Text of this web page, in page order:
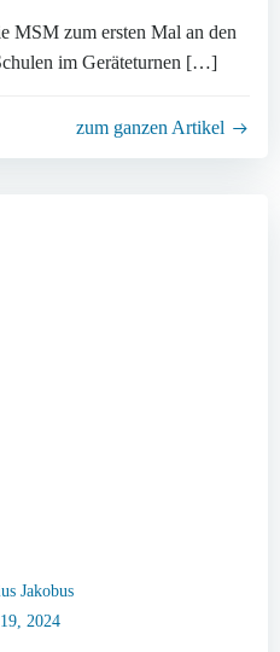
MSM zum ersten Mal an den
im Geräteturnen […]
zum ganzen Artikel
Jakobus
2024